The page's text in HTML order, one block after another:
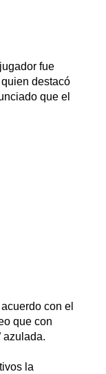
fue
destacó
que el
con el
que con
azulada.
la